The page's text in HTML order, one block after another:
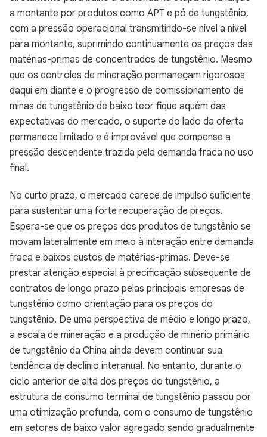
a montante por produtos como APT e pó de tungstênio,
com a pressão operacional transmitindo-se nível a nível
para montante, suprimindo continuamente os preços das
matérias-primas de concentrados de tungstênio. Mesmo
que os controles de mineração permaneçam rigorosos
daqui em diante e o progresso de comissionamento de
minas de tungstênio de baixo teor fique aquém das
expectativas do mercado, o suporte do lado da oferta
permanece limitado e é improvável que compense a
pressão descendente trazida pela demanda fraca no uso
final.
No curto prazo, o mercado carece de impulso suficiente
para sustentar uma forte recuperação de preços.
Espera-se que os preços dos produtos de tungstênio se
movam lateralmente em meio à interação entre demanda
fraca e baixos custos de matérias-primas. Deve-se
prestar atenção especial à precificação subsequente de
contratos de longo prazo pelas principais empresas de
tungstênio como orientação para os preços do
tungstênio. De uma perspectiva de médio e longo prazo,
a escala de mineração e a produção de minério primário
de tungstênio da China ainda devem continuar sua
tendência de declínio interanual. No entanto, durante o
ciclo anterior de alta dos preços do tungstênio, a
estrutura de consumo terminal de tungstênio passou por
uma otimização profunda, com o consumo de tungstênio
em setores de baixo valor agregado sendo gradualmente